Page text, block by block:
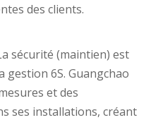
des clients.
sécurité (maintien) est
6S. Guangchao
et des
ses installations, créant